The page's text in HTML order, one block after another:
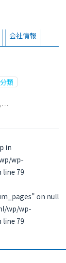
会社情報
類
WordPress へようこそ。こちらは最初の投稿です。編集または削除し、コン...
in
wp-
line 79
on null
wp/wp-
line 79